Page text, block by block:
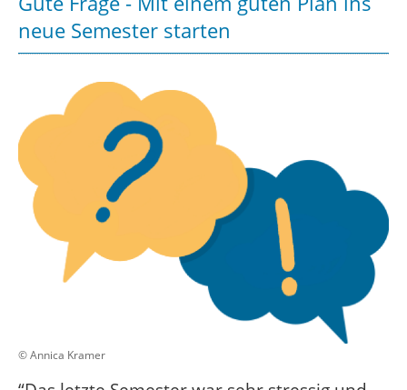
neue Semester starten
© Annica Kramer